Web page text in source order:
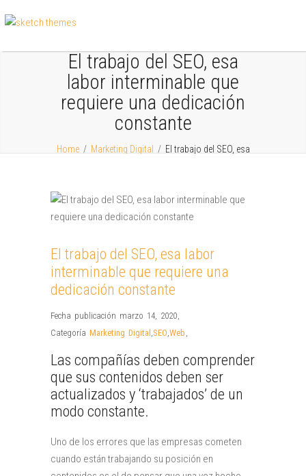
El trabajo del SEO, esa
labor interminable que
requiere una dedicación
constante
Home / Marketing Digital / El trabajo del SEO, esa
El trabajo del SEO, esa labor
interminable que requiere una
dedicación constante
Fecha publicación marzo 14, 2020,
Categoría Marketing Digital ,SEO,Web ,
Las compañías deben comprender
que sus contenidos deben ser
actualizados y ‘trabajados’ de un
modo constante.
Uno de los errores que las empresas cometen
cuando están trabajando su posición en